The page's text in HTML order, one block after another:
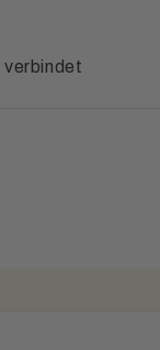
verbindet